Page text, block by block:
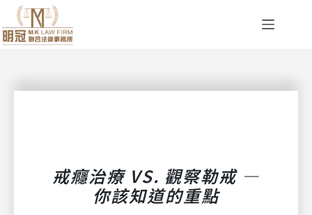
戒癮治療 VS. 觀察勒戒 —
你該知道的重點